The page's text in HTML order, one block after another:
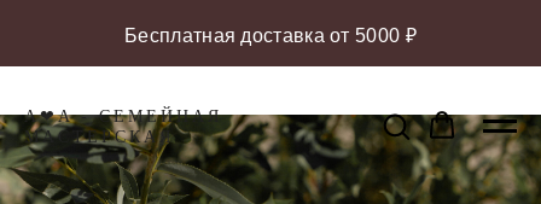
Бесплатная доставка от 5000 ₽
A❤A - СЕМЕЙНАЯ
МАCТЕРСКАЯ